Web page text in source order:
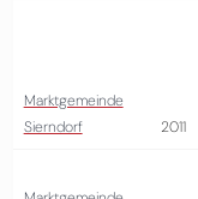
Marktgemeinde
Sierndorf
2011